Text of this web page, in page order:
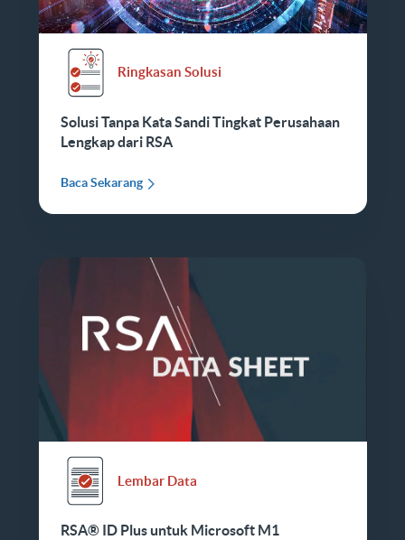
Ringkasan Solusi
Solusi Tanpa Kata Sandi Tingkat Perusahaan
Lengkap dari RSA
Baca Sekarang
Lembar Data
RSA® ID Plus untuk Microsoft M1